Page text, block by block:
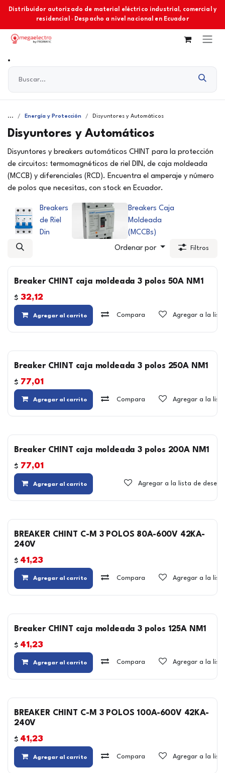
Ir al contenido
Distribuidor autorizado de material eléctrico industrial, comercial y
residencial · Despacho a nivel nacional en Ecuador
... Energía y Protección Disyuntores y Automáticos
Disyuntores y Automáticos
Disyuntores y breakers automáticos CHINT para la protección
de circuitos: termomagnéticos de riel DIN, de caja moldeada
(MCCB) y diferenciales (RCD). Encuentra el amperaje y número
de polos que necesitas, con stock en Ecuador.
Breakers
de Riel
Din
Breakers Caja
Moldeada
(MCCBs)
Ordenar por Filtros
Breaker CHINT caja moldeada 3 polos 50A NM1
$ 32,12
Agregar al carrito Compara Agregar a la
Breaker CHINT caja moldeada 3 polos 250A NM1
$ 77,01
Agregar al carrito Compara Agregar a la
Breaker CHINT caja moldeada 3 polos 200A NM1
$ 77,01
Agregar al carrito Agregar a la lista de deseos
BREAKER CHINT C-M 3 POLOS 80A-600V 42KA-
240V
$ 41,23
Agregar al carrito Compara Agregar a la
Breaker CHINT caja moldeada 3 polos 125A NM1
$ 41,23
Agregar al carrito Compara Agregar a la
BREAKER CHINT C-M 3 POLOS 100A-600V 42KA-
240V
$ 41,23
Agregar al carrito Compara Agregar a la